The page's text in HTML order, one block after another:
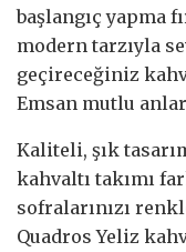
başlangıç yapma
modern tarzıyla
geçireceğiniz
Emsan mutlu
Kaliteli, şık
kahvaltı takımı
sofralarınızı
Quadros Yeliz